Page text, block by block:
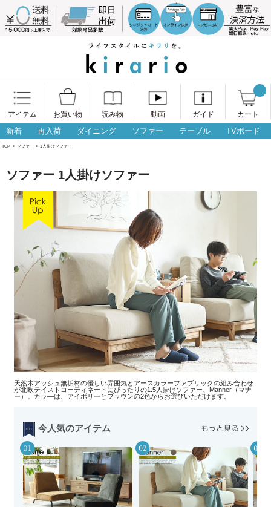
アイテム お買い物 読み物 動画 ガイド カート
新着 再入荷 ダイニング ソファー テーブル TVボード
TOP > ソファー > 1人掛けソファー
ソファー 1人掛けソファー
天然木アッシュ無垢材の優しい雰囲気とアースカラーファブリックの組み合わせ
が北欧テイストコーディネートにぴったりの1.5人掛けソファー、Manner（マナ
ー）。カラ―は、アイボリーとブラウンの2色からお選びいただけます。
今人気のアイテム